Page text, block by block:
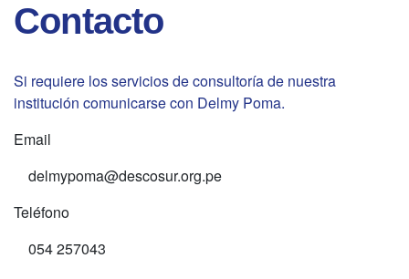
Contacto
Si requiere los servicios de consultoría de nuestra
institución comunicarse con Delmy Poma.
Email
delmypoma@descosur.org.pe
Teléfono
054 257043